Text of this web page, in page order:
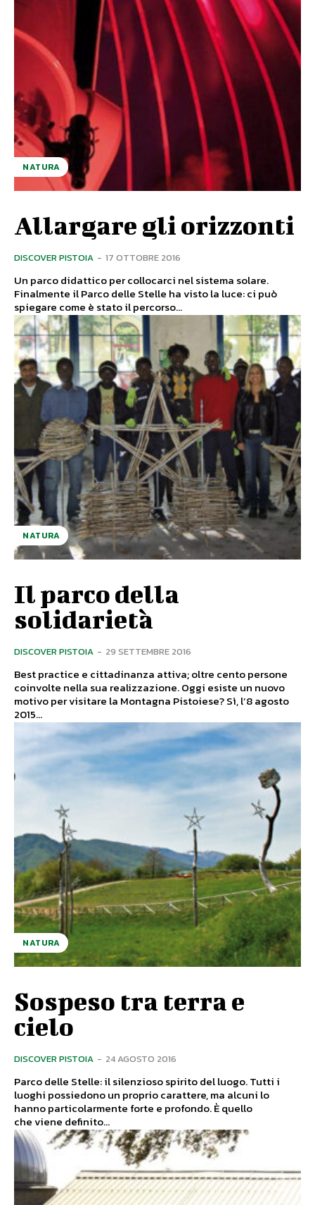
NATURA
Allargare gli orizzonti
DISCOVER PISTOIA - 17 OTTOBRE 2016
Un parco didattico per collocarci nel sistema solare.
Finalmente il Parco delle Stelle ha visto la luce: ci può
spiegare come è stato il percorso...
NATURA
Il parco della
solidarietà
DISCOVER PISTOIA - 29 SETTEMBRE 2016
Best practice e cittadinanza attiva; oltre cento persone
coinvolte nella sua realizzazione. Oggi esiste un nuovo
motivo per visitare la Montagna Pistoiese? Sì, l’8 agosto
2015...
NATURA
Sospeso tra terra e
cielo
DISCOVER PISTOIA - 24 AGOSTO 2016
Parco delle Stelle: il silenzioso spirito del luogo. Tutti i
luoghi possiedono un proprio carattere, ma alcuni lo
hanno particolarmente forte e profondo. È quello
che viene definito...